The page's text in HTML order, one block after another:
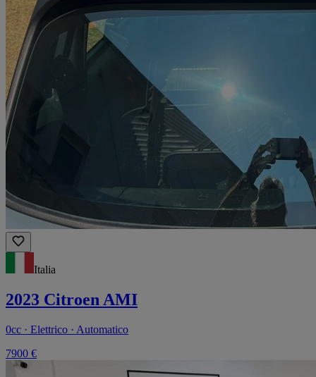
Italia
2023 Citroen AMI
0cc · Elettrico · Automatico
7900 €